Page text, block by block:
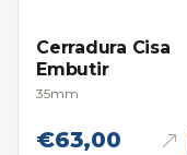
Cerradura Cisa
Embutir
35mm
€63,00